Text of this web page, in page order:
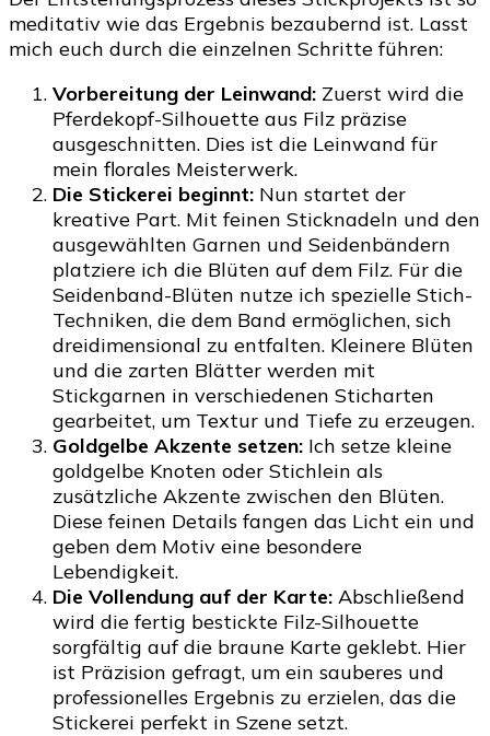
meditativ wie das Ergebnis bezaubernd ist. Lasst
mich euch durch die einzelnen Schritte führen:
Vorbereitung der Leinwand: Zuerst wird die
Pferdekopf-Silhouette aus Filz präzise
ausgeschnitten. Dies ist die Leinwand für
mein florales Meisterwerk.
Die Stickerei beginnt: Nun startet der
kreative Part. Mit feinen Sticknadeln und den
ausgewählten Garnen und Seidenbändern
platziere ich die Blüten auf dem Filz. Für die
Seidenband-Blüten nutze ich spezielle Stich-
Techniken, die dem Band ermöglichen, sich
dreidimensional zu entfalten. Kleinere Blüten
und die zarten Blätter werden mit
Stickgarnen in verschiedenen Sticharten
gearbeitet, um Textur und Tiefe zu erzeugen.
Goldgelbe Akzente setzen: Ich setze kleine
goldgelbe Knoten oder Stichlein als
zusätzliche Akzente zwischen den Blüten.
Diese feinen Details fangen das Licht ein und
geben dem Motiv eine besondere
Lebendigkeit.
Die Vollendung auf der Karte: Abschließend
wird die fertig bestickte Filz-Silhouette
sorgfältig auf die braune Karte geklebt. Hier
ist Präzision gefragt, um ein sauberes und
professionelles Ergebnis zu erzielen, das die
Stickerei perfekt in Szene setzt.